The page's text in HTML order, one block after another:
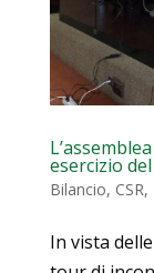
esercizio del
Bilancio, CSR,
In vista